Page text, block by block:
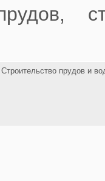
Строительство прудов и